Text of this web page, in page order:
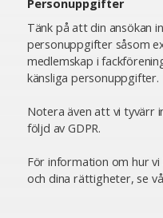
Personuppgifter
Tänk på att din ansökan
personuppgifter såsom
medlemskap i
känsliga personuppgifter.
Notera även att vi tyvärr
följd av GDPR.
För information om hur
och dina rättigheter, se